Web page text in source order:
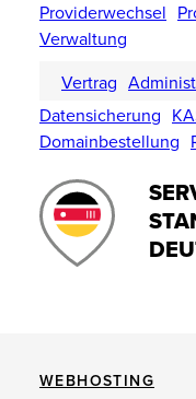
Providerwechsel
Verwaltung
Vertrag
Datensicherung
Domainbestellung
WEBHOSTING